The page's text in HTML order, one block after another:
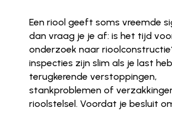
Een riool geeft soms vreemde
dan vraag je je af: is het tijd
onderzoek naar
inspecties zijn slim als je last
terugkerende verstoppingen,
stankproblemen of
rioolstelsel. Voordat je besluit